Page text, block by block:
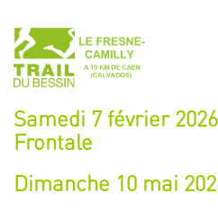
Samedi 7 février
Frontale
Dimanche 10 mai